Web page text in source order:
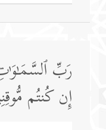
رَبِّ ٱلسَّمَـٰوَ
إِن كُنتُم